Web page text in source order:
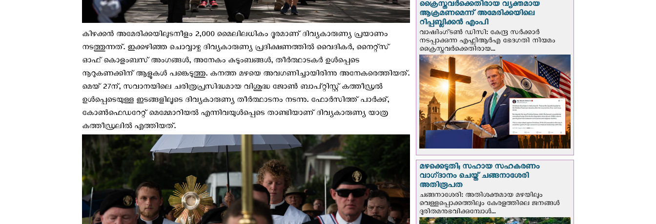
കിഴക്കൻ അമേരിക്കയിലുടനീളം 2,000 മൈലിലധികം ദൂരമാണ് ദിവ്യകാരുണ്യ പ്രയാണം
നടത്തുന്നത്. ഇക്കഴിഞ്ഞ ചൊവ്വാഴ്ച ദിവ്യകാരുണ്യ പ്രദിക്ഷണത്തില്‍ വൈദികർ, നൈറ്റ്സ്
ഓഫ് കൊളംബസ് അംഗങ്ങൾ, അനേകം കുടുംബങ്ങൾ, തീർത്ഥാടകർ ഉള്‍പ്പെടെ
നൂറുകണക്കിന് ആളുകള്‍ പങ്കെടുത്തു. കനത്ത മഴയെ അവഗണിച്ചായിരിന്നു അനേകരെത്തിയത്.
മെയ് 27ന്, സവാനയിലെ ചരിത്രപ്രസിദ്ധമായ വിശുദ്ധ ജോൺ ബാപ്റ്റിസ്റ്റ് കത്തീഡ്രൽ
ഉള്‍പ്പെടെയുള്ള ഇടങ്ങളിലൂടെ ദിവ്യകാരുണ്യ തീര്‍ത്ഥാടനം നടന്നു. ഫോർസിത്ത് പാർക്ക്,
കോൺഫെഡറേറ്റ് മെമ്മോറിയൽ എന്നിവയുൾപ്പെടെ താണ്ടിയാണ് ദിവ്യകാരുണ്യ യാത്ര
കത്തീഡ്രലിൽ എത്തിയത്.
ക്രൈസ്തവർക്കെതിരായ വ്യക്തമായ
ആക്രമണമെന്ന് അമേരിക്കയിലെ
റിപ്പബ്ലിക്കൻ എംപി
വാഷിംഗ്ടണ്‍ ഡി‌സി: കേന്ദ്ര സർക്കാർ
നടപ്പാക്കുന്ന എഫ്സിആർഎ ഭേദഗതി നിയമം
ക്രൈസ്തവർക്കെതിരായ...
മഴക്കെടുതി; സഹായ സഹകരണം
വാഗ്‌ദാനം ചെയ്ത് ചങ്ങനാശേരി
അതിരൂപത
ചങ്ങനാശേരി: അതിശക്തമായ മഴയിലും
വെള്ളപ്പൊക്കത്തിലും കേരളത്തിലെ ജനങ്ങൾ
ദുരിതമനുഭവിക്കുമ്പോൾ...